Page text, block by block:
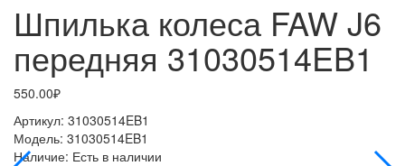
Шпилька колеса FAW J6
передняя 31030514EB1
550.00₽
Артикул: 31030514EB1
Модель: 31030514EB1
Наличие: Есть в наличии